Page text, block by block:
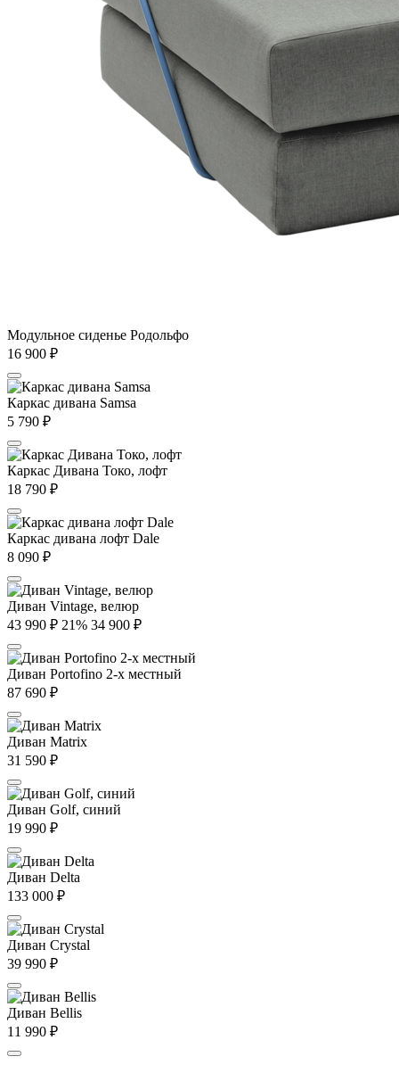
Модульное сиденье Родольфо
16 900 ₽
Каркас дивана Samsa
5 790 ₽
Каркас Дивана Токо, лофт
18 790 ₽
Каркас дивана лофт Dale
8 090 ₽
Диван Vintage, велюр
43 990 ₽ 21% 34 900 ₽
Диван Portofino 2-х местный
87 690 ₽
Диван Matrix
31 590 ₽
Диван Golf, синий
19 990 ₽
Диван Delta
133 000 ₽
Диван Crystal
39 990 ₽
Диван Bellis
11 990 ₽